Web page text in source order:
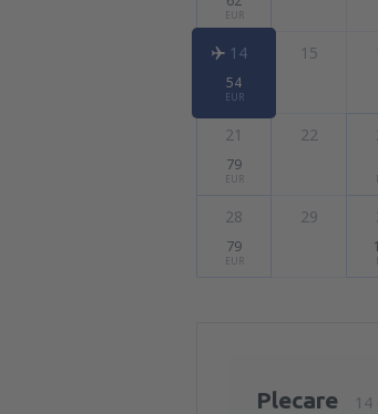
EUR
14
54
EUR
15
21
79
EUR
22
28
79
EUR
29
Plecare 14